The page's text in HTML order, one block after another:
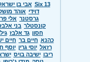
Six 13 אבי בן
דוידי אוהד
גרסטנר אלי
קונסטלר בני אלבז
חסון גד אלבז
כהנא חיים בר חיים
רזאל יוסי גרין יוסף
ריבו ישיבה בויס